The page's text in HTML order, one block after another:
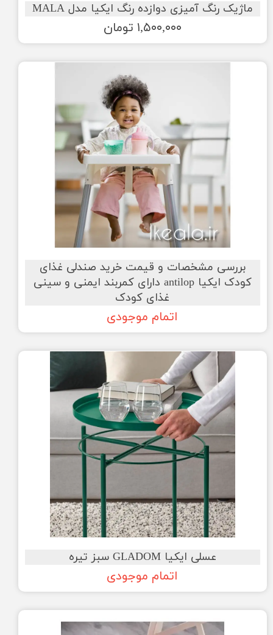
ماژیک رنگ آمیزی دوازده رنگ ایکیا مدل MALA
۱,۵۰۰,۰۰۰ تومان
بررسی مشخصات و قیمت خرید صندلی غذای
کودک ایکیا antilop دارای کمربند ایمنی و سینی
غذای کودک
اتمام موجودی
عسلی ایکیا GLADOM سبز تیره
اتمام موجودی